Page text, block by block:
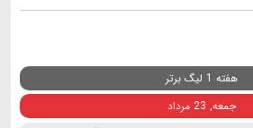
هفته 1 لیگ برتر
جمعه, 23 مرداد